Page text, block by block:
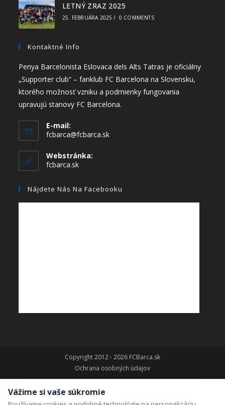
LETNÝ ZRAZ 2025
25. FEBRUÁRA 2025 / 0 COMMENTS
Kontaktné Info
Penya Barcelonista Eslovaca dels Alts Tatras je oficiálny
„Supporter club“ – fanklub FC Barcelona na Slovensku,
ktorého možnosť vzniku a podmienky fungovania
upravujú stanovy FC Barcelona.
E-mail:
fcbarca@fcbarca.sk
Webstránka:
fcbarca.sk
Nájdete Nás Na Facebooku
Copyright 2012 - 2026 FCBarca.sk
Ochrana osobných údajov
Vážime si vaše súkromie